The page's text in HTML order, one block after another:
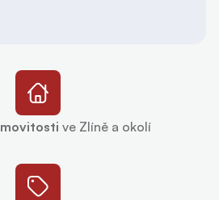
ve Zlíně a okolí